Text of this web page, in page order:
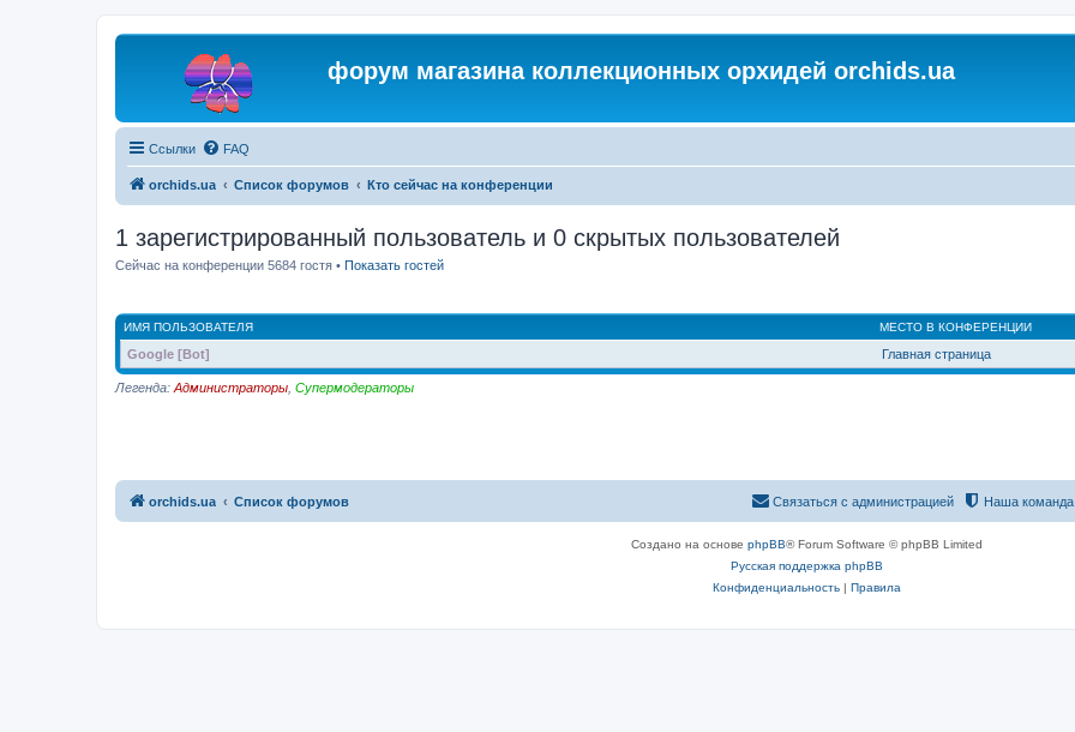
форум магазина коллекционных орхидей orchids.ua
Ссылки FAQ
orchids.ua Список форумов Кто сейчас на конференции
1 зарегистрированный пользователь и 0 скрытых пользователей
Сейчас на конференции 5684 гостя • Показать гостей
ИМЯ ПОЛЬЗОВАТЕЛЯ МЕСТО В КОНФЕРЕНЦИИ
Google [Bot] Главная страница
Легенда: Администраторы Супермодераторы
orchids.ua Список форумов Наша команда
Связаться с администрацией
Создано на основе phpBB® Forum Software © phpBB Limited
Русская поддержка phpBB
Конфиденциальность| Правила